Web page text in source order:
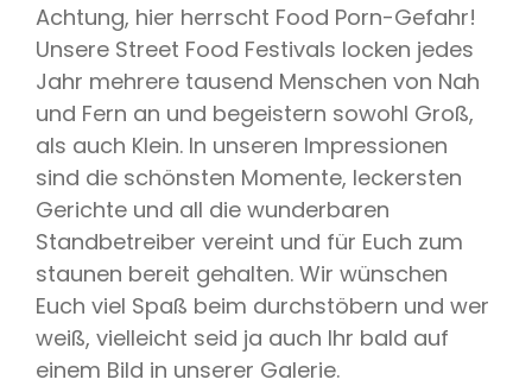
Achtung, hier herrscht Food Porn-Gefahr!
Unsere Street Food Festivals locken jedes
Jahr mehrere tausend Menschen von Nah
und Fern an und begeistern sowohl Groß,
als auch Klein. In unseren Impressionen
sind die schönsten Momente, leckersten
Gerichte und all die wunderbaren
Standbetreiber vereint und für Euch zum
staunen bereit gehalten. Wir wünschen
Euch viel Spaß beim durchstöbern und wer
weiß, vielleicht seid ja auch Ihr bald auf
einem Bild in unserer Galerie.